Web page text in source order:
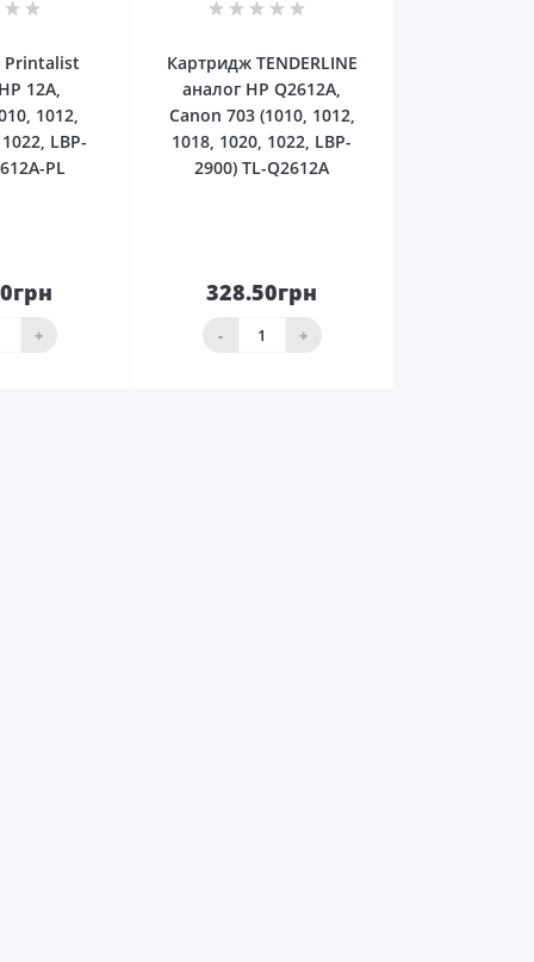
Printalist
12A,
1012,
LBP-
PL
+
До
Картридж TENDERLINE
аналог HP Q2612A,
Canon 703 (1010, 1012,
1018, 1020, 1022, LBP-
2900) TL-Q2612A
328.50грн
- +
До
кошика